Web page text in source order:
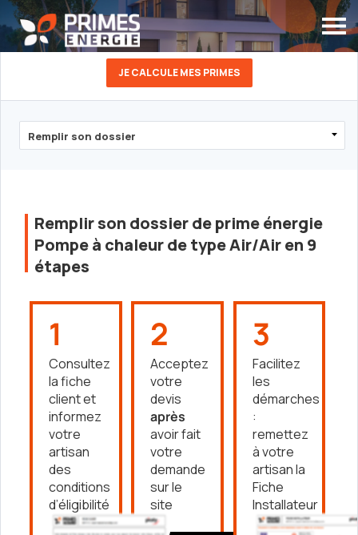
JE CALCULE MES PRIMES
Remplir son dossier de prime énergie
Pompe à chaleur de type Air/Air en 9
étapes
1
Consultez
la fiche
client et
informez
votre
artisan
des
conditions
d’éligibilité
2
Acceptez
votre
devis
après
avoir fait
votre
demande
sur le
site
3
Facilitez
les
démarches
:
remettez
à votre
artisan la
Fiche
Installateur